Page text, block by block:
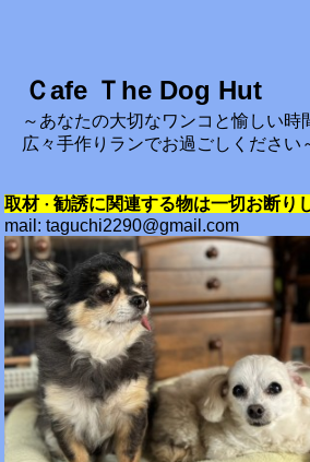
Ｃafe Ｔhe Dog Hut
～あなたの大切なワンコと愉しい時
広々手作りランでお過ごしください
取材・ 勧誘に関連する物は一切お断り
mail: taguchi2290@gmail.com